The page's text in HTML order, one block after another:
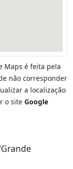
Maps é feita pela
não corresponder
a localização
o site Google